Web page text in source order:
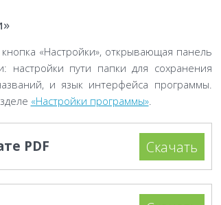
«Настройки», открывающая панель
настройки пути папки для сохранения
и язык интерфейса программы.
«Настройки программы».
PDF